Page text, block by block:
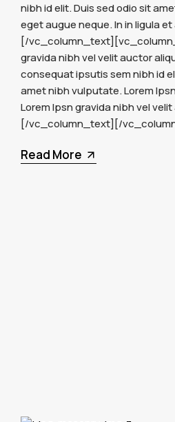
nibh id elit. Duis sed odio sit
eget augue neque. In in ligula
[/
gravida nibh vel velit auctor
consequat ipsutis sem nibh id
amet nibh vulputate. Lorem
Lorem Ipsn gravida nibh vel
[/vc_column_text][/
Read More